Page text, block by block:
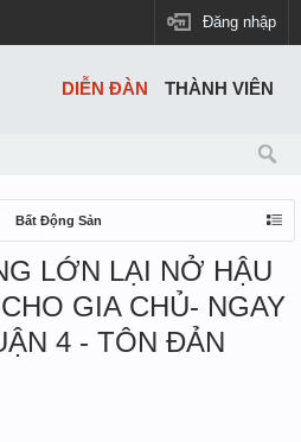
Đăng nhập
Bất Động Sản
LỚN LẠI NỞ HẬU
GIA CHỦ- NGAY
4 - TÔN ĐẢN
DIỄN ĐÀN THÀNH VIÊN